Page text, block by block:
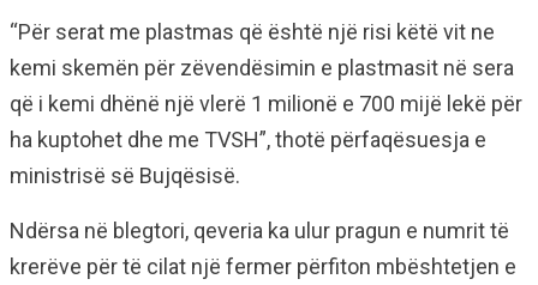
“Për serat me plastmas që është një risi këtë vit ne
kemi skemën për zëvendësimin e plastmasit në sera
që i kemi dhënë një vlerë 1 milionë e 700 mijë lekë për
ha kuptohet dhe me TVSH”, thotë përfaqësuesja e
ministrisë së Bujqësisë.
Ndërsa në blegtori, qeveria ka ulur pragun e numrit të
krerëve për të cilat një fermer përfiton mbështetjen e